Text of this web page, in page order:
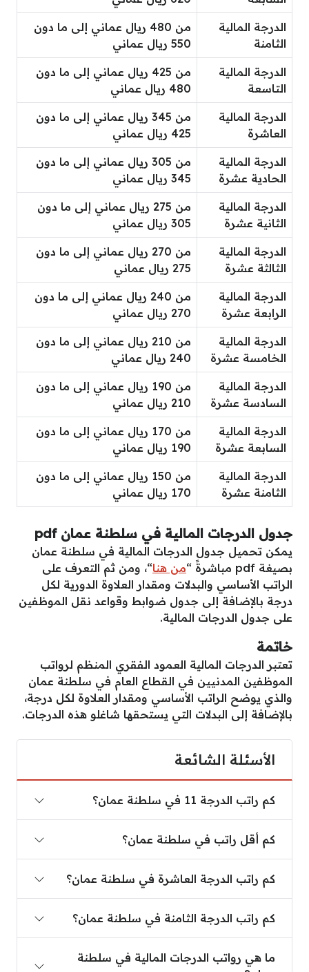
الدرجة المالية
الثامنة
من 480 ريال عماني إلى ما دون
550 ريال عماني
الدرجة المالية
التاسعة
من 425 ريال عماني إلى ما دون
480 ريال عماني
الدرجة المالية
العاشرة
من 345 ريال عماني إلى ما دون
425 ريال عماني
الدرجة المالية
الحادية عشرة
من 305 ريال عماني إلى ما دون
345 ريال عماني
الدرجة المالية
الثانية عشرة
من 275 ريال عماني إلى ما دون
305 ريال عماني
الدرجة المالية
الثالثة عشرة
من 270 ريال عماني إلى ما دون
275 ريال عماني
الدرجة المالية
الرابعة عشرة
من 240 ريال عماني إلى ما دون
270 ريال عماني
الدرجة المالية
الخامسة عشرة
من 210 ريال عماني إلى ما دون
240 ريال عماني
الدرجة المالية
السادسة عشرة
من 190 ريال عماني إلى ما دون
210 ريال عماني
الدرجة المالية
السابعة عشرة
من 170 ريال عماني إلى ما دون
190 ريال عماني
الدرجة المالية
الثامنة عشرة
من 150 ريال عماني إلى ما دون
170 ريال عماني
جدول الدرجات المالية في سلطنة عمانpdf
يمكن تحميل جدول الدرجات المالية في سلطنة عمان
بصيغة pdf مباشرةً “
من هنا“، ومن ثم التعرف على
الراتب الأساسي والبدلات ومقدار العلاوة الدورية لكل
درجة بالإضافة إلى جدول ضوابط وقواعد نقل الموظفين
على جدول الدرجات المالية.
خاتمة
تعتبر الدرجات المالية العمود الفقري المنظم لرواتب
الموظفين المدنيين في القطاع العام في سلطنة عمان
والذي يوضح الراتب الأساسي ومقدار العلاوة لكل درجة،
بالإضافة إلى البدلات التي يستحقها شاغلو هذه الدرجات.
الأسئلة الشائعة
كم راتب الدرجة 11 في سلطنة عمان؟
كم أقل راتب في سلطنة عمان؟
كم راتب الدرجة العاشرة في سلطنة عمان؟
كم راتب الدرجة الثامنة في سلطنة عمان؟
ما هي رواتب الدرجات المالية في سلطنة